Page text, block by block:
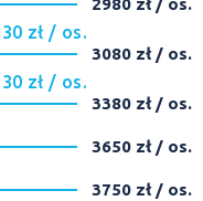
2980 zł / os.
zł / os.
3080 zł / os.
zł / os.
3380 zł / os.
3650 zł / os.
3750 zł / os.